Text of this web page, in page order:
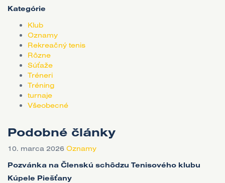
Kategórie
Klub
Oznamy
Rekreačný tenis
Rôzne
Súťaže
Tréneri
Tréning
turnaje
Všeobecné
Podobné články
10. marca 2026 Oznamy
Pozvánka na Členskú schôdzu Tenisového klubu
Kúpele Piešťany